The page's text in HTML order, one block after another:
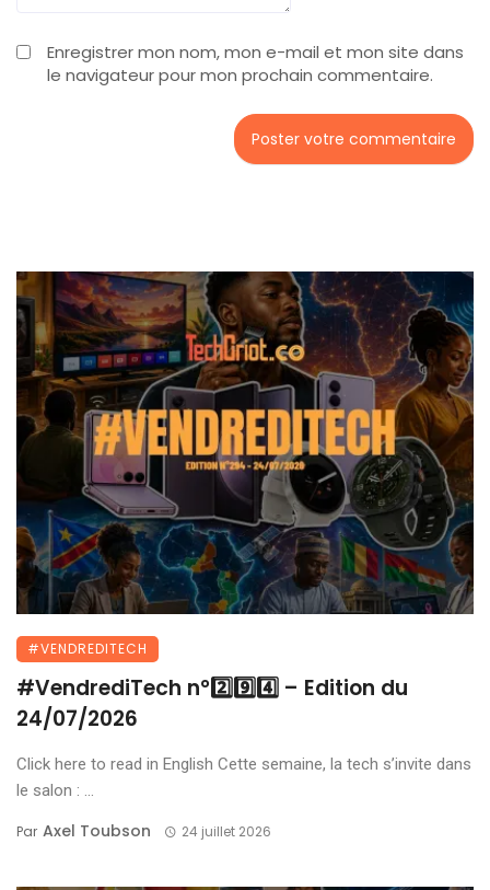
Enregistrer mon nom, mon e-mail et mon site dans
le navigateur pour mon prochain commentaire.
#VENDREDITECH
#VendrediTech n°2️⃣9️⃣4️⃣ – Edition du
24/07/2026
Click here to read in English Cette semaine, la tech s’invite dans
le salon : ...
Par Axel Toubson 24 juillet 2026